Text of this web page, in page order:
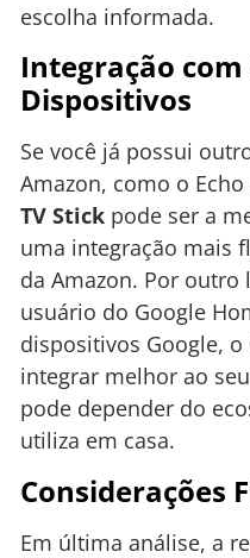
escolha informada.
Integração
Dispositivos
Se você já possui
Amazon, como o
TV Stick pode ser a
uma integração mais
da Amazon. Por outro
usuário do Google
dispositivos Google, o
integrar melhor ao
pode depender do
utiliza em casa.
Considerações
Em última análise, a